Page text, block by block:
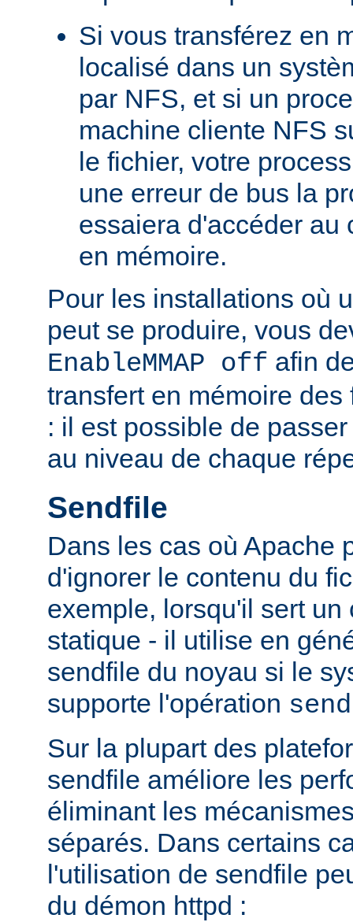
Si vous transférez en
localisé dans un
par NFS, et si un
machine cliente NFS
le fichier, votre
une erreur de bus la
essaiera d'accéder au
en mémoire.
Pour les installations où
peut se produire, vous
EnableMMAP off afin
transfert en mémoire
: il est possible de
au niveau de chaque
Sendfile
Dans les cas où Apache
d'ignorer le contenu du
exemple, lorsqu'il sert un
statique - il utilise en
sendfile du noyau si le
supporte l'opération
Sur la plupart des
sendfile améliore les
éliminant les
séparés. Dans certains
l'utilisation de sendfile
du démon httpd :